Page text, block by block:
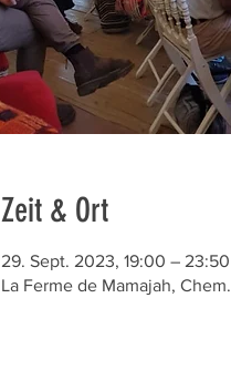
Zeit & Ort
29. Sept. 2023, 19:00 – 23:50
La Ferme de Mamajah,